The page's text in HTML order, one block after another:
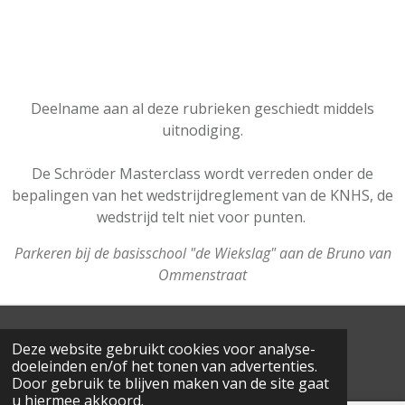
Deze website gebruikt cookies voor analyse-
doeleinden en/of het tonen van advertenties.
Door gebruik te blijven maken van de site gaat
u hiermee akkoord.
Deelname aan al deze rubrieken geschiedt middels
uitnodiging.
De Schröder Masterclass wordt verreden onder de
bepalingen van het wedstrijdreglement van de KNHS, de
wedstrijd telt niet voor punten.
Parkeren bij de basisschool "de Wiekslag" aan de Bruno van
Ommenstraat